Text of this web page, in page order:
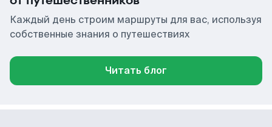
Каждый день строим маршруты для вас, используя
собственные знания о путешествиях
Читать блог